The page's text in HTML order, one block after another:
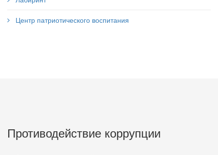
Центр патриотического воспитания
Противодействие коррупции